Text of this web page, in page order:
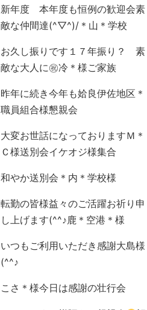
新年度 本年度も恒例の歓迎会素
敵な仲間達(^▽^)/＊山＊学校
お久し振りです１７年振り？ 素
敵な大人に㊗冷＊様ご家族
昨年に続き今年も姶良伊佐地区＊
職員組合様懇親会
大変お世話になっておりますＭ＊
Ｃ様送別会イケオジ様集合
和やか送別会＊内＊学校様
転勤の皆様益々のご活躍お祈り申
し上げます(^^♪鹿＊空港＊様
いつもご利用いただき感謝大島様
(^^♪
こさ＊様今日は感謝の壮行会